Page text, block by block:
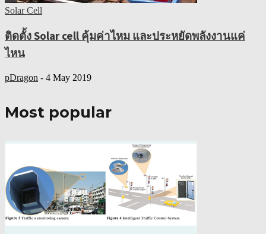
Solar Cell
ติดตั้ง Solar cell คุ้มค่าไหม และประหยัดพลังงานแค่
ไหน
pDragon - 4 May 2019
Most popular